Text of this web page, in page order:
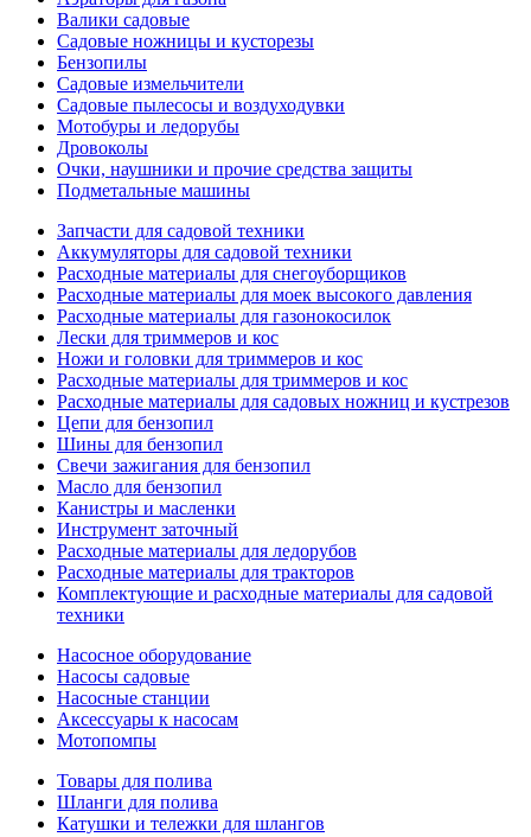
Валики садовые
Садовые ножницы и кусторезы
Бензопилы
Садовые измельчители
Садовые пылесосы и воздуходувки
Мотобуры и ледорубы
Дровоколы
Очки, наушники и прочие средства защиты
Подметальные машины
Запчасти для садовой техники
Аккумуляторы для садовой техники
Расходные материалы для снегоуборщиков
Расходные материалы для моек высокого давления
Расходные материалы для газонокосилок
Лески для триммеров и кос
Ножи и головки для триммеров и кос
Расходные материалы для триммеров и кос
Расходные материалы для садовых ножниц и кустрезов
Цепи для бензопил
Шины для бензопил
Свечи зажигания для бензопил
Масло для бензопил
Канистры и масленки
Инструмент заточный
Расходные материалы для ледорубов
Расходные материалы для тракторов
Комплектующие и расходные материалы для садовой
техники
Насосное оборудование
Насосы садовые
Насосные станции
Аксессуары к насосам
Мотопомпы
Товары для полива
Шланги для полива
Катушки и тележки для шлангов